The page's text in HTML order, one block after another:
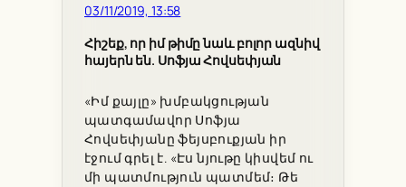
03/11/2019, 13:58
Հիշեք, որ իմ թիմը նաև բոլոր ազնիվ
հայերն են. Սոֆյա Հովսեփյան
«Իմ քայլը» խմբակցության
պատգամավոր Սոֆյա
Հովսեփյանը ֆեյսբուքյան իր
էջում գրել է. «Էս նյութը կիսվեմ ու
մի պատմություն պատմեմ։ Թե